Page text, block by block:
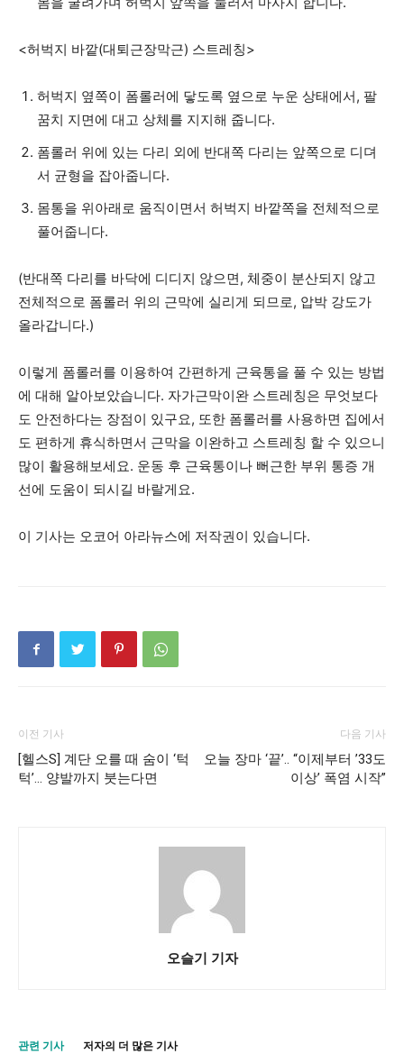
<허벅지 바깥(대퇴근장막근) 스트레칭>
허벅지 옆쪽이 폼롤러에 닿도록 옆으로 누운 상태에서, 팔
꿈치 지면에 대고 상체를 지지해 줍니다.
폼롤러 위에 있는 다리 외에 반대쪽 다리는 앞쪽으로 디뎌
서 균형을 잡아줍니다.
몸통을 위아래로 움직이면서 허벅지 바깥쪽을 전체적으로
풀어줍니다.
(반대쪽 다리를 바닥에 디디지 않으면, 체중이 분산되지 않고
전체적으로 폼롤러 위의 근막에 실리게 되므로, 압박 강도가
올라갑니다.)
이렇게 폼롤러를 이용하여 간편하게 근육통을 풀 수 있는 방법
에 대해 알아보았습니다. 자가근막이완 스트레칭은 무엇보다
도 안전하다는 장점이 있구요, 또한 폼롤러를 사용하면 집에서
도 편하게 휴식하면서 근막을 이완하고 스트레칭 할 수 있으니
많이 활용해보세요. 운동 후 근육통이나 뻐근한 부위 통증 개
선에 도움이 되시길 바랄게요.
이 기사는 오코어 아라뉴스에 저작권이 있습니다.
이전 기사
[헬스S] 계단 오를 때 숨이 ‘턱
턱’… 양발까지 붓는다면
다음 기사
오늘 장마 ‘끝’.. “이제부터 ’33도
이상’ 폭염 시작”
오슬기 기자
관련 기사 저자의 더 많은 기사